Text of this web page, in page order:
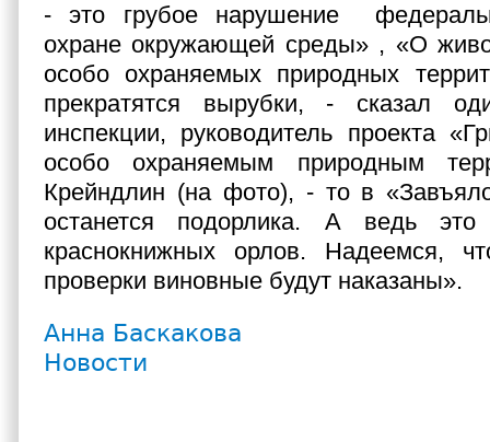
- это грубое нарушение
охране окружающей среды» , «О
особо охраняемых природных
прекратятся вырубки, - сказал
инспекции, руководитель проекта
особо охраняемым природным
Крейндлин (на фото), - то в
останется подорлика. А ведь
краснокнижных орлов. Надеемся,
проверки виновные будут наказаны».
Анна Баскакова
Новости